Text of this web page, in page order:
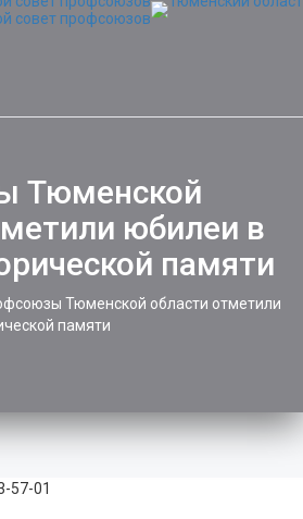
Тюменской
юбилеи в
памяти
Тюменской области отметили
памяти